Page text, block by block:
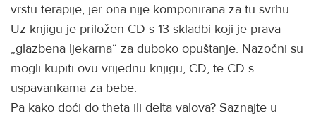
vrstu terapije, jer ona nije komponirana za tu svrhu.
Uz knjigu je priložen CD s 13 skladbi koji je prava
„glazbena ljekarna“ za duboko opuštanje. Nazočni su
mogli kupiti ovu vrijednu knjigu, CD, te CD s
uspavankama za bebe.
Pa kako doći do theta ili delta valova? Saznajte u